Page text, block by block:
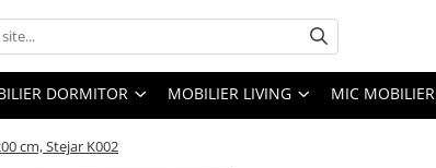
DORMITOR MOBILIER LIVING MIC MOBILIER
cm, Stejar K002